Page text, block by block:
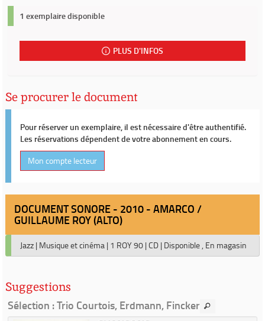
1 exemplaire disponible
PLUS D'INFOS
Se procurer le document
Pour réserver un exemplaire, il est nécessaire d'être authentifié.
Les réservations dépendent de votre abonnement en cours.
Mon compte lecteur
DOCUMENT SONORE - 2010 - AMARCO /
GUILLAUME ROY (ALTO)
Jazz | Musique et cinéma | 1 ROY 90 | CD | Disponible , En magasin
Suggestions
Sélection : Trio Courtois, Erdmann, Fincker